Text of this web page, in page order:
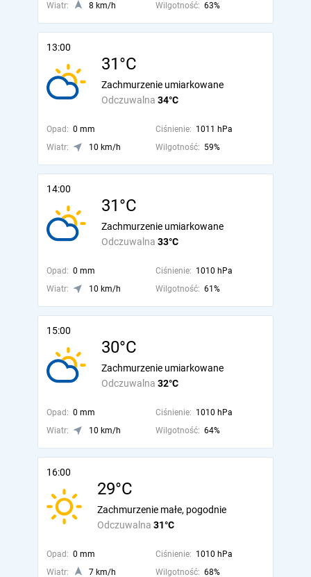
Wiatr:
8 km/h Wilgotność: 63%
13:00
31°C
Odczuwalna 34°C
Zachmurzenie umiarkowane
Opad: 0 mm Ciśnienie: 1011 hPa
Wiatr:
10 km/h Wilgotność: 59%
14:00
31°C
Odczuwalna 33°C
Zachmurzenie umiarkowane
Opad: 0 mm Ciśnienie: 1010 hPa
Wiatr:
10 km/h Wilgotność: 61%
15:00
30°C
Odczuwalna 32°C
Zachmurzenie umiarkowane
Opad: 0 mm Ciśnienie: 1010 hPa
Wiatr:
10 km/h Wilgotność: 64%
16:00
29°C
Odczuwalna 31°C
Zachmurzenie małe, pogodnie
Opad: 0 mm Ciśnienie: 1010 hPa
Wiatr:
7 km/h Wilgotność: 68%